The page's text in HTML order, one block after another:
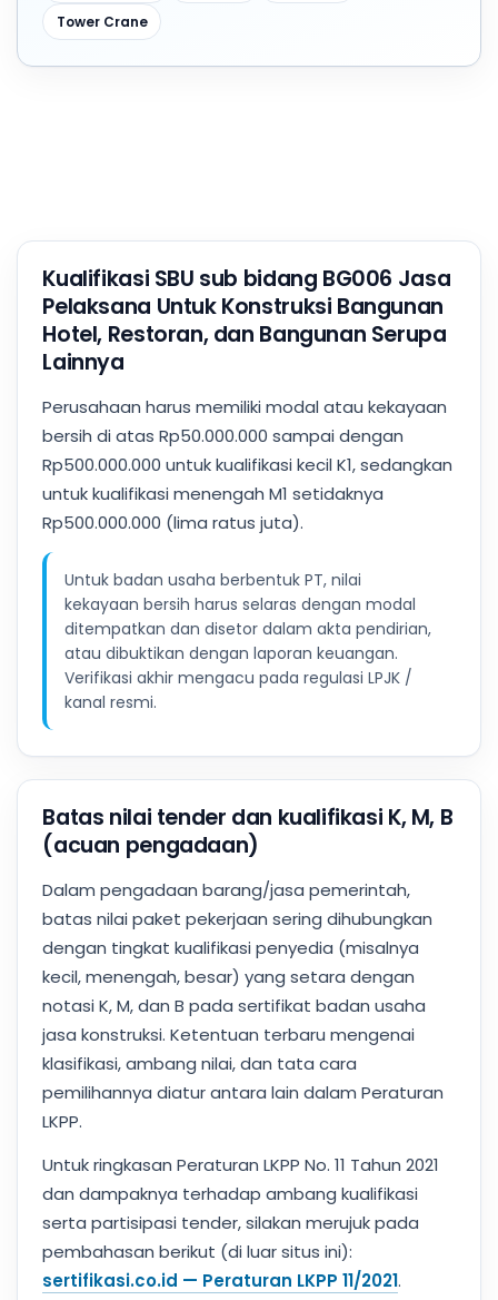
Tower Crane
Kualifikasi SBU sub bidang BG006 Jasa
Pelaksana Untuk Konstruksi Bangunan
Hotel, Restoran, dan Bangunan Serupa
Lainnya
Perusahaan harus memiliki modal atau kekayaan
bersih di atas Rp50.000.000 sampai dengan
Rp500.000.000 untuk kualifikasi kecil K1, sedangkan
untuk kualifikasi menengah M1 setidaknya
Rp500.000.000 (lima ratus juta).
Untuk badan usaha berbentuk PT, nilai
kekayaan bersih harus selaras dengan modal
ditempatkan dan disetor dalam akta pendirian,
atau dibuktikan dengan laporan keuangan.
Verifikasi akhir mengacu pada regulasi LPJK /
kanal resmi.
Batas nilai tender dan kualifikasi K, M, B
(acuan pengadaan)
Dalam pengadaan barang/jasa pemerintah,
batas nilai paket pekerjaan sering dihubungkan
dengan tingkat kualifikasi penyedia (misalnya
kecil, menengah, besar) yang setara dengan
notasi K, M, dan B pada sertifikat badan usaha
jasa konstruksi. Ketentuan terbaru mengenai
klasifikasi, ambang nilai, dan tata cara
pemilihannya diatur antara lain dalam Peraturan
LKPP.
Untuk ringkasan Peraturan LKPP No. 11 Tahun 2021
dan dampaknya terhadap ambang kualifikasi
serta partisipasi tender, silakan merujuk pada
pembahasan berikut (di luar situs ini):
sertifikasi.co.id — Peraturan LKPP 11/2021.